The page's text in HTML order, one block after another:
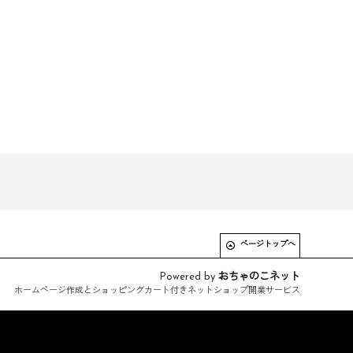
ページトップへ
Powered by おちゃのこネット
ホームページ作成とショッピングカート付きネットショップ開業サービス